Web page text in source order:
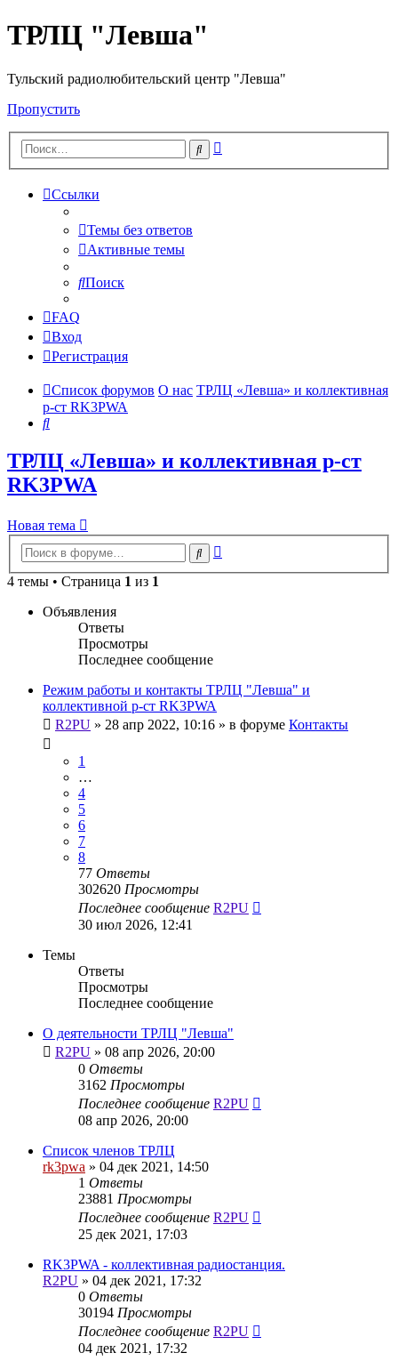
ТРЛЦ "Левша"
Тульский радиолюбительский центр "Левша"
Пропустить
Поиск
Ссылки
Темы без ответов
Активные темы
Поиск
FAQ
Вход
Регистрация
Список форумов О нас ТРЛЦ «Левша» и коллективная
р-ст RK3PWA
Поиск
ТРЛЦ «Левша» и коллективная р-ст
RK3PWA
Новая тема
Поиск
4 темы • Страница 1 из 1
Объявления
Ответы
Просмотры
Последнее сообщение
Режим работы и контакты ТРЛЦ "Левша" и
коллективной р-ст RK3PWA
R2PU » 28 апр 2022, 10:16 » в форуме Контакты
1
…
4
5
6
7
8
77 Ответы
302620 Просмотры
Последнее сообщение R2PU
30 июл 2026, 12:41
Темы
Ответы
Просмотры
Последнее сообщение
О деятельности ТРЛЦ "Левша"
R2PU » 08 апр 2026, 20:00
0 Ответы
3162 Просмотры
Последнее сообщение R2PU
08 апр 2026, 20:00
Список членов ТРЛЦ
rk3pwa » 04 дек 2021, 14:50
1 Ответы
23881 Просмотры
Последнее сообщение R2PU
25 дек 2021, 17:03
RK3PWA - коллективная радиостанция.
R2PU » 04 дек 2021, 17:32
0 Ответы
30194 Просмотры
Последнее сообщение R2PU
04 дек 2021, 17:32